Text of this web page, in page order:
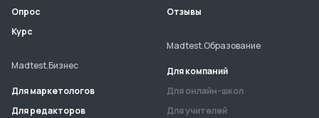
Опрос
Курс
Madtest.Бизнес
Для маркетологов
Для редакторов
Отзывы
Madtest.Образование
Для компаний
Для онлайн-школ
Для учителей